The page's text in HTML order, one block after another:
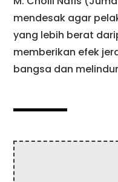
mendesak agar
yang lebih berat
memberikan efek
bangsa dan